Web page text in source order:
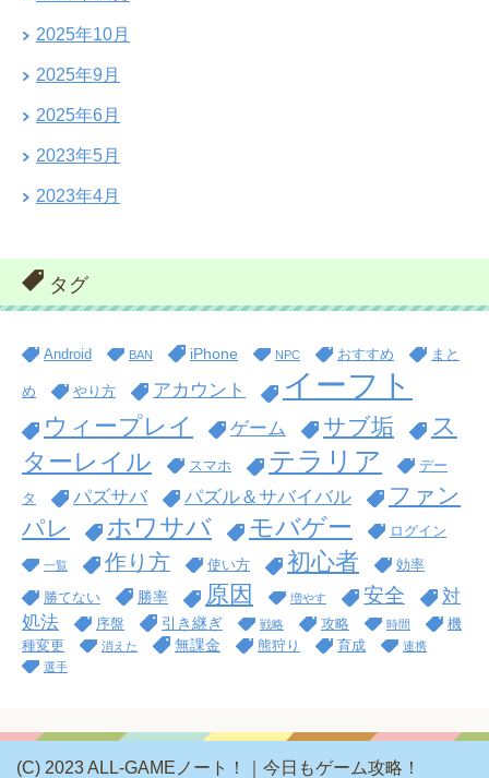
2025年10月
2025年9月
2025年6月
2023年5月
2023年4月
タグ
Android BAN iPhone NPC おすすめ まと
め やり方 アカウント イーフト
ウィープレイ ゲーム サブ垢
ス
ターレイル
スマホ テラリア デー
タ パズサバ パズル＆サバイバル
ファン
パレ
ホワサバ モバゲー ログイン
一覧 作り方 使い方 初心者 効率
勝てない 勝率 原因 増やす 安全
対
処法
序盤 引き継ぎ 戦略 攻略 時間
機
種変更
消えた 無課金 熊狩り 育成
連携
選手
(C) 2023 ALL-GAMEノート！｜今日もゲーム攻略！